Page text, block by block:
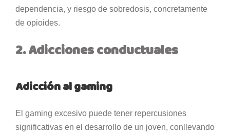
dependencia, y riesgo de sobredosis, concretamente
de opioides.
2. Adicciones conductuales
Adicción al gaming
El gaming excesivo puede tener repercusiones
significativas en el desarrollo de un joven, conllevando